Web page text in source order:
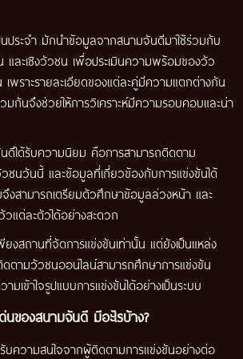
ประจำ มักนำข้อมูลจากสนามจันดีมาใช้ร่วมกับ
ะเชิงวัวชน เพื่อประเมินความพร้อมของวัว
พราะรายละเอียดของแต่ละคู่มีความแตกต่างกัน
มกันจึงช่วยให้การวิเคราะห์มีความรอบคอบและน่า
ดีได้รับความนิยม คือการสามารถติดตาม
ชนวันนี้ และข้อมูลที่เกี่ยวข้องกับการแข่งขันได้
งสามารถเตรียมตัวศึกษาข้อมูลล่วงหน้า และ
วแต่ละตัวได้อย่างสะดวก
ยงสถานที่จัดการแข่งขันเท่านั้น แต่ยังเป็นแหล่ง
ามวัวชนออนไลน์สามารถศึกษาการแข่งขัน
มเข้าใจรูปแบบการแข่งขันได้อย่างเป็นระบบ
นของสนามจันดี มีอะไรบ้าง?
บความสนใจจากผู้ติดตามการแข่งขันอย่างต่อ